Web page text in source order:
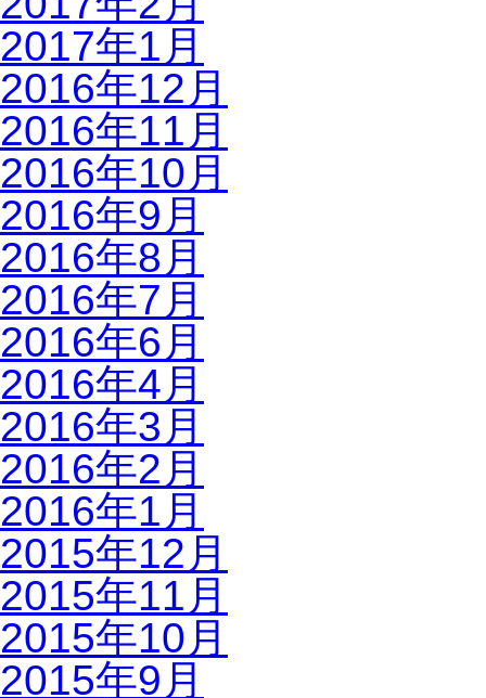
2017年1月
2016年12月
2016年11月
2016年10月
2016年9月
2016年8月
2016年7月
2016年6月
2016年4月
2016年3月
2016年2月
2016年1月
2015年12月
2015年11月
2015年10月
2015年9月